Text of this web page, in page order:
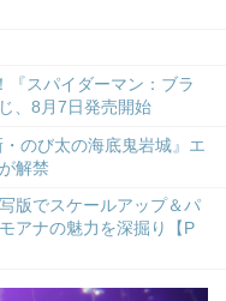
『スパイダーマン：ブラ
、8月7日発売開始
のび太の海底鬼岩城』エ
解禁
版でスケールアップ＆パ
アナの魅力を深掘り【P